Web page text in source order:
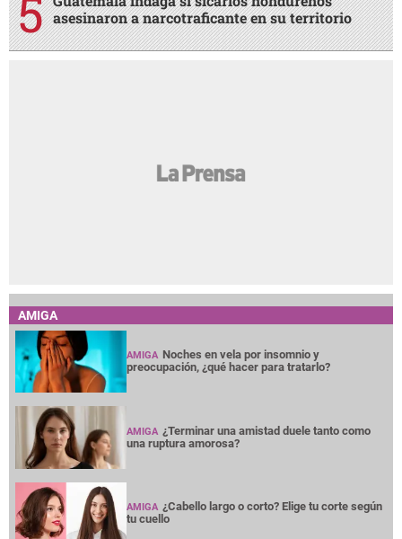
asesinaron a narcotraficante en su territorio
AMIGA
AMIGA Noches en vela por insomnio y
preocupación, ¿qué hacer para tratarlo?
AMIGA ¿Terminar una amistad duele tanto como
una ruptura amorosa?
AMIGA ¿Cabello largo o corto? Elige tu corte según
tu cuello